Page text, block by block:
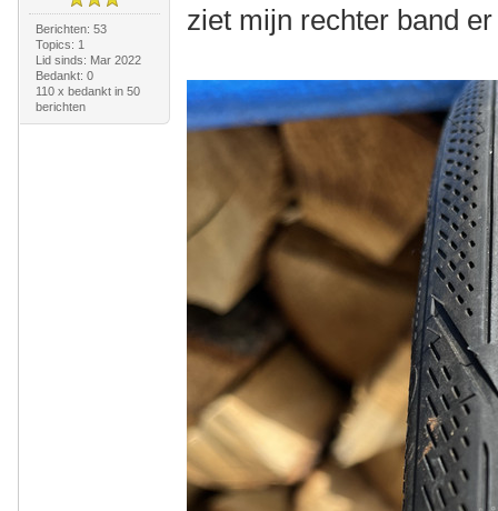
Berichten: 53
Topics: 1
Lid sinds: Mar 2022
Bedankt: 0
110 x bedankt in 50
berichten
ziet mijn rechter band